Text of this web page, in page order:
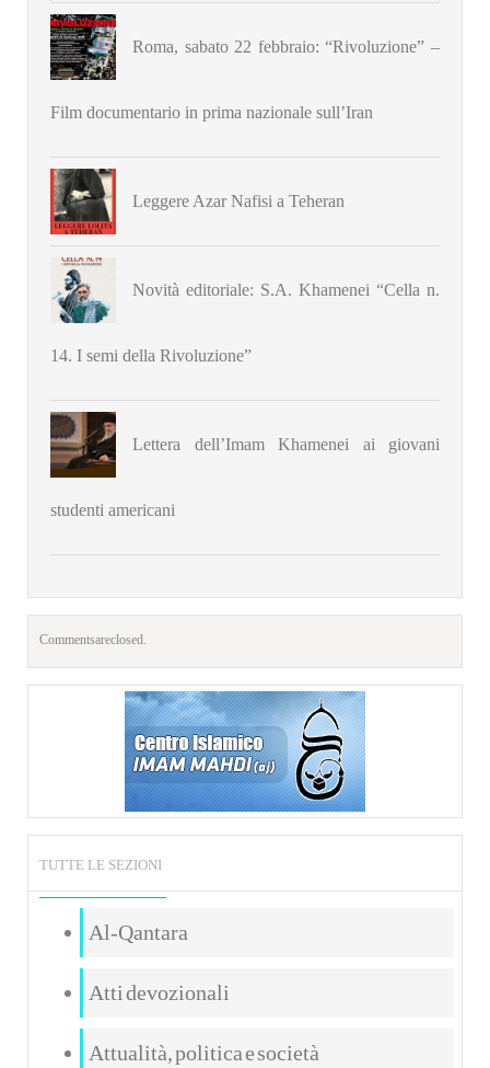
Roma, sabato 22 febbraio: “Rivoluzione” –
Film documentario in prima nazionale sull’Iran
Leggere Azar Nafisi a Teheran
Novità editoriale: S.A. Khamenei “Cella n.
14. I semi della Rivoluzione”
Lettera dell’Imam Khamenei ai giovani
studenti americani
Comments are closed.
TUTTE LE SEZIONI
Al-Qantara
Atti devozionali
Attualità, politica e società